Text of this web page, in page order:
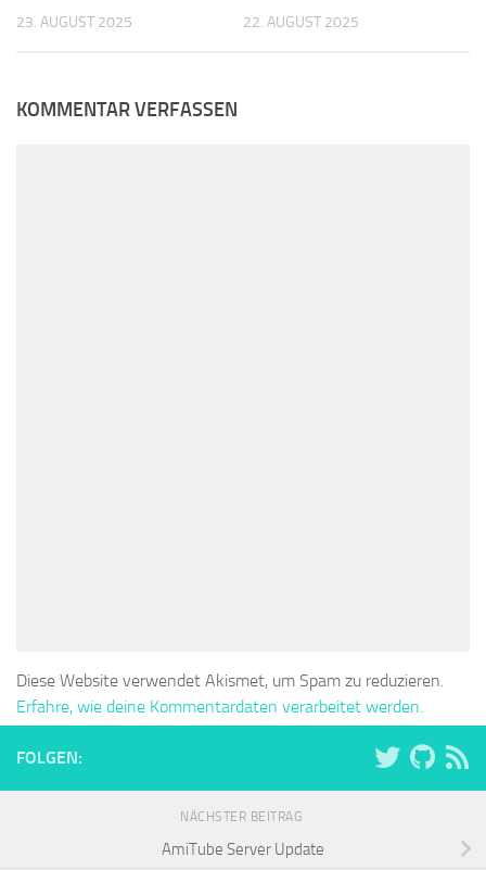
23. AUGUST 2025 22. AUGUST 2025
KOMMENTAR VERFASSEN
Diese Website verwendet Akismet, um Spam zu reduzieren.
Erfahre, wie deine Kommentardaten verarbeitet werden.
FOLGEN:
NÄCHSTER BEITRAG
AmiTube Server Update